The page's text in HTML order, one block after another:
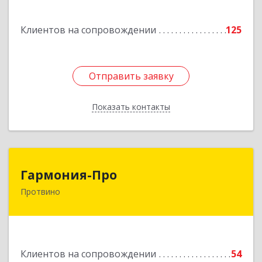
Клиентов на сопровождении 125
Отправить заявку
Показать контакты
Отправить заявку
Назад
Гармония-Про
Протвино
Клиентов на сопровождении
54
142280, Московская обл, Протвино г, Ленина